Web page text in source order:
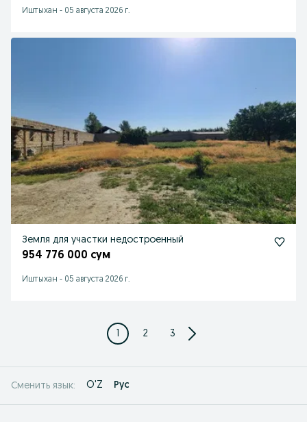
Иштыхан - 05 августа 2026 г.
Земля для участки недостроенный
954 776 000 сум
Иштыхан - 05 августа 2026 г.
1 2 3
Сменить язык: O'Z Рус